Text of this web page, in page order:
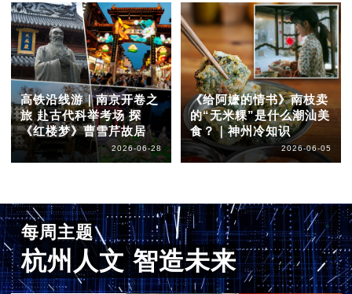
高铁沿线游｜南京开卷之
旅 赴古代科举考场 探
《红楼梦》曹雪芹故居
2026-06-28
《给阿嬷的情书》南枝卖
的“无米粿”是什么潮汕美
食？｜神州冷知识
2026-06-05
每周主题
杭州人文 智造未来